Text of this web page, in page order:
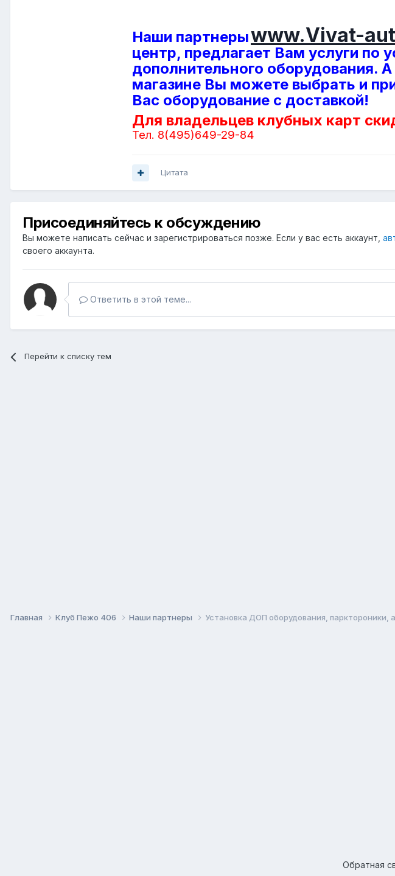
Наши партнерыwww.Vivat-
центр, предлагает Вам услуги по
дополнительного оборудования.
магазине Вы можете выбрать и
Вас оборудование с доставкой!
Для владельцев клубных карт
Тел. 8(495)649-29-84
Цитата
Присоединяйтесь к обсуждению
Вы можете написать сейчас и зарегистрироваться позже. Если у вас есть аккаунт,
своего аккаунта.
Ответить в этой теме...
Перейти к списку тем
Главная Клуб Пежо 406 Наши партнеры Установка ДОП оборудования, парктороники,
Обратная